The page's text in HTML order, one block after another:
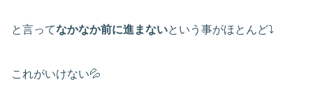
と言ってなかなか前に進まないという事がほとんど⤵
これがいけない💦